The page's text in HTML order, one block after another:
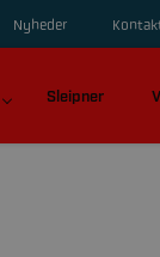
Nyheder
Sleipner